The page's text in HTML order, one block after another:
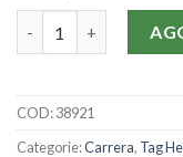
COD:38921
Categorie:Carrera, Tag